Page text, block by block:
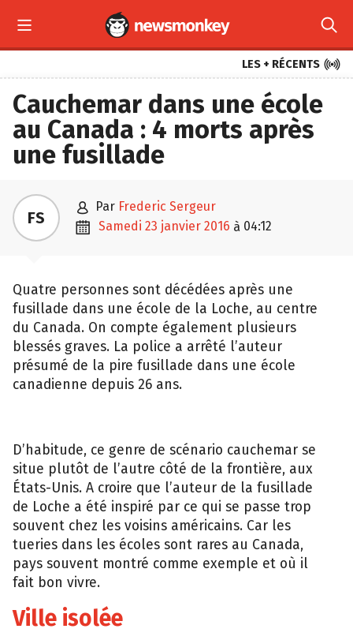
 
LES + RÉCENTS 
Cauchemar dans une école
au Canada : 4 morts après
une fusillade
FS  par Frederic Sergeur
 samedi 23 janvier 2016 à 04:12
Quatre personnes sont décédées après une
fusillade dans une école de la Loche, au centre
du Canada. On compte également plusieurs
blessés graves. La police a arrêté l’auteur
présumé de la pire fusillade dans une école
canadienne depuis 26 ans.
D’habitude, ce genre de scénario cauchemar se
situe plutôt de l’autre côté de la frontière, aux
États-Unis. A croire que l’auteur de la fusillade
de Loche a été inspiré par ce qui se passe trop
souvent chez les voisins américains. Car les
tueries dans les écoles sont rares au Canada,
pays souvent montré comme exemple et où il
fait bon vivre.
Ville isolée